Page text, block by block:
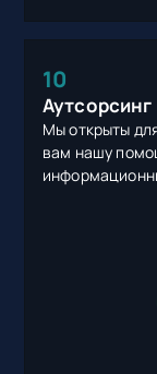
10
Аутсорсинг
Мы открыты
вам нашу